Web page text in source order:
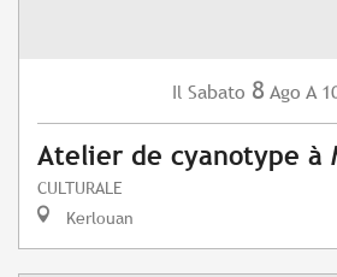
Il Sabato 8 Ago A
Atelier de cyanotype à
CULTURALE
Kerlouan